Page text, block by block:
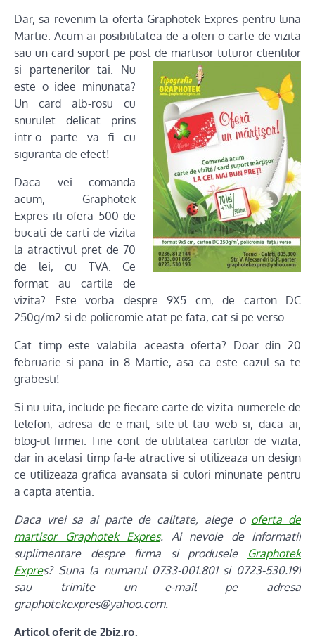
Dar, sa revenim la oferta Graphotek Expres pentru luna
Martie. Acum ai posibilitatea de a oferi o carte de vizita
sau un card suport pe post de martisor tuturor clientilor
si partenerilortai. Nu
este o idee minunata?
Un card alb-rosu cu
snurulet delicat prins
intr-o parte va fi cu
siguranta de efect!
Daca vei comanda
acum, Graphotek
Expres iti ofera 500 de
bucati de carti de vizita
la atractivul pret de 70
de lei, cu TVA. Ce
format au cartile de
vizita? Este vorba despre 9X5 cm, de carton DC
250g/m2 si de policromie atat pe fata, cat si pe verso.
Cat timp este valabila aceasta oferta? Doar din 20
februarie si pana in 8 Martie, asa ca este cazul sa te
grabesti!
Si nu uita, include pe fiecare carte de vizita numerele de
telefon, adresa de e-mail, site-ul tau web si, daca ai,
blog-ul firmei. Tine cont de utilitatea cartilor de vizita,
dar in acelasi timp fa-le atractive si utilizeaza un design
ce utilizeaza grafica avansata si culori minunate pentru
a capta atentia.
Daca vrei sa ai parte de calitate, alege o oferta de
martisor Graphotek Expres. Ai nevoie de informatii
suplimentare despre firma si produsele Graphotek
Expres? Suna la numarul 0733-001.801 si 0723-530.191
sau trimite un e-mail pe adresa
graphotekexpres@yahoo.com.
Articol oferit de 2biz.ro.